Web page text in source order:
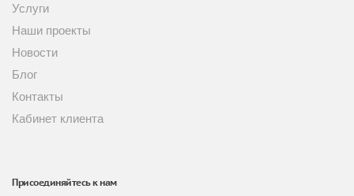
Услуги
Наши проекты
Новости
Блог
Контакты
Кабинет клиента
Присоединяйтесь к нам